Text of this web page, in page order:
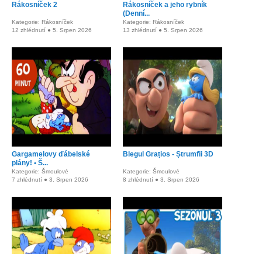
Rákosníček 2
Kategorie: Rákosníček
12 zhlédnutí ● 5. Srpen 2026
Rákosníček a jeho rybník
(Denní...
Kategorie: Rákosníček
13 zhlédnutí ● 5. Srpen 2026
Gargamelovy ďábelské
plány! • Š...
Kategorie: Šmoulové
7 zhlédnutí ● 3. Srpen 2026
Blegul Grațios - Ștrumfii 3D
Kategorie: Šmoulové
8 zhlédnutí ● 3. Srpen 2026